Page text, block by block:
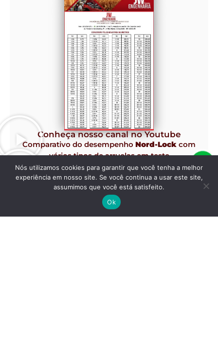
Conheça nosso canal no Youtube
Comparativo do desempenho Nord-Lock com
vários tipos de arruelas em teste
Junker de Vibração.
Nós utilizamos cookies para garantir que você tenha a melhor
experiência em nosso site. Se você continua a usar este site,
assumimos que você está satisfeito.
Ok